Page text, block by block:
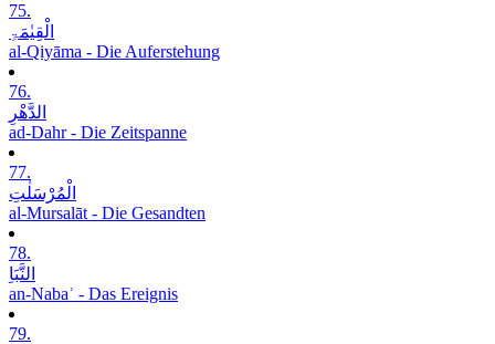
75.
الْقِیٰمَۃِ
al-Qiyāma - Die Auferstehung
76.
الدَّھْرِ
ad-Dahr - Die Zeitspanne
77.
الْمُرْسَلٰتِ
al-Mursalāt - Die Gesandten
78.
النَّبَاِ
an-Nabaʾ - Das Ereignis
79.